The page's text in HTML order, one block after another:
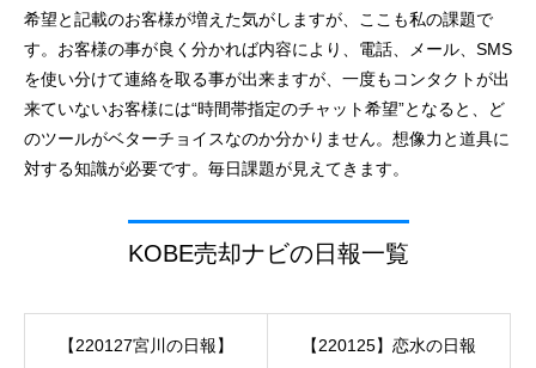
希望と記載のお客様が増えた気がしますが、ここも私の課題で
す。お客様の事が良く分かれば内容により、電話、メール、SMS
を使い分けて連絡を取る事が出来ますが、一度もコンタクトが出
来ていないお客様には“時間帯指定のチャット希望”となると、ど
のツールがベターチョイスなのか分かりません。想像力と道具に
対する知識が必要です。毎日課題が見えてきます。
KOBE売却ナビの日報一覧
【220127宮川の日報】 【220125】恋水の日報